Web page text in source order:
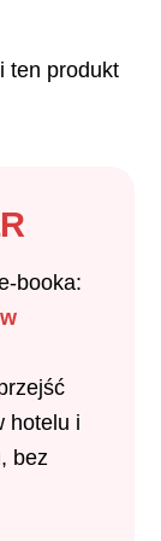
ten produkt
booka:
hotelu i
bez